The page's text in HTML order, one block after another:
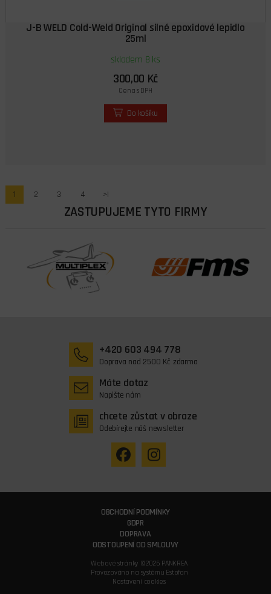
J-B WELD Cold-Weld Original silné epoxidové lepidlo
25ml
skladem 8 ks
300,00 Kč
Cena s DPH
Do košíku
1 2 3 4 >|
ZASTUPUJEME TYTO FIRMY
+420 603 494 778
Doprava nad 2500 Kč zdarma
Máte dotaz
Napište nám
chcete zůstat v obraze
Odebírejte náš newsletter
OBCHODNÍ PODMÍNKY
GDPR
DOPRAVA
ODSTOUPENÍ OD SMLOUVY
Webové stránky ©2026 PANKREA
Provozováno na systému Estofan
Nastavení cookies